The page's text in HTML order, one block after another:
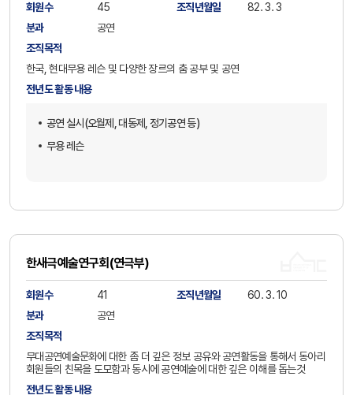
회원수 45 조직년월일
82. 3. 3
분과
공연
조직목적
한국, 현대무용 레슨 및 다양한 장르의 춤 공부 및 공연
전년도 활동 내용
공연 실시(오월제, 대동제, 정기공연 등)
무용 레슨
한새극예술연구회(연극부)
회원수 41 조직년월일
60. 3. 10
분과
공연
조직목적
무대공연예술문화에 대한 좀 더 깊은 정보 공유와 공연활동을 통해서 동아리
회원들의 친목을 도모함과 동시에 공연예술에 대한 깊은 이해를 돕는것
전년도 활동 내용